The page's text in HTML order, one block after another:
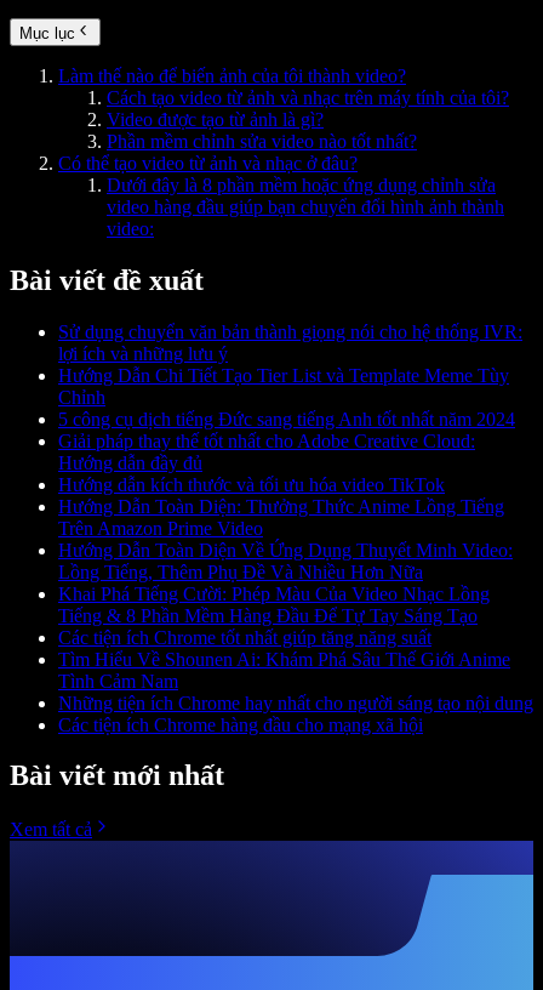
Mục lục
Làm thế nào để biến ảnh của tôi thành video?
Cách tạo video từ ảnh và nhạc trên máy tính của tôi?
Video được tạo từ ảnh là gì?
Phần mềm chỉnh sửa video nào tốt nhất?
Có thể tạo video từ ảnh và nhạc ở đâu?
Dưới đây là 8 phần mềm hoặc ứng dụng chỉnh sửa
video hàng đầu giúp bạn chuyển đổi hình ảnh thành
video:
Bài viết đề xuất
Sử dụng chuyển văn bản thành giọng nói cho hệ thống IVR:
lợi ích và những lưu ý
Hướng Dẫn Chi Tiết Tạo Tier List và Template Meme Tùy
Chỉnh
5 công cụ dịch tiếng Đức sang tiếng Anh tốt nhất năm 2024
Giải pháp thay thế tốt nhất cho Adobe Creative Cloud:
Hướng dẫn đầy đủ
Hướng dẫn kích thước và tối ưu hóa video TikTok
Hướng Dẫn Toàn Diện: Thưởng Thức Anime Lồng Tiếng
Trên Amazon Prime Video
Hướng Dẫn Toàn Diện Về Ứng Dụng Thuyết Minh Video:
Lồng Tiếng, Thêm Phụ Đề Và Nhiều Hơn Nữa
Khai Phá Tiếng Cười: Phép Màu Của Video Nhạc Lồng
Tiếng & 8 Phần Mềm Hàng Đầu Để Tự Tay Sáng Tạo
Các tiện ích Chrome tốt nhất giúp tăng năng suất
Tìm Hiểu Về Shounen Ai: Khám Phá Sâu Thế Giới Anime
Tình Cảm Nam
Những tiện ích Chrome hay nhất cho người sáng tạo nội dung
Các tiện ích Chrome hàng đầu cho mạng xã hội
Bài viết mới nhất
Xem tất cả